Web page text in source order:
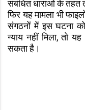
संबंधित धाराओं के तहत
फिर यह मामला भी
संगठनों में इस घटना
न्याय नहीं मिला,
सकता है।